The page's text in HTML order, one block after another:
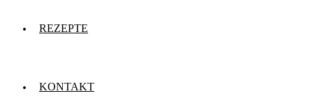
REZEPTE
KONTAKT